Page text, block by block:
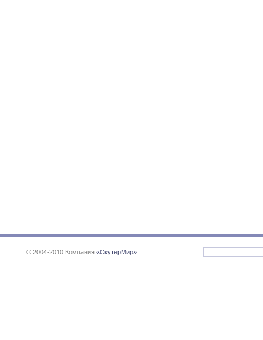
© 2004-2010 Компания «СкутерМир»